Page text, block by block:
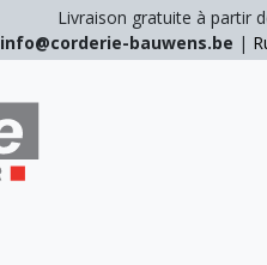
Livraison gratuite à partir
info@corderie-bauwens.be |